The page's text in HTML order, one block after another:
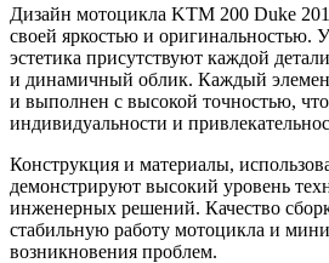
Дизайн мотоцикла KTM 200 Duke
своей яркостью и оригинальностью.
эстетика присутствуют каждой
и динамичный облик. Каждый
и выполнен с высокой точностью,
индивидуальности и
Конструкция и материалы,
демонстрируют высокий уровень
инженерных решений. Качество
стабильную работу мотоцикла и
возникновения проблем.